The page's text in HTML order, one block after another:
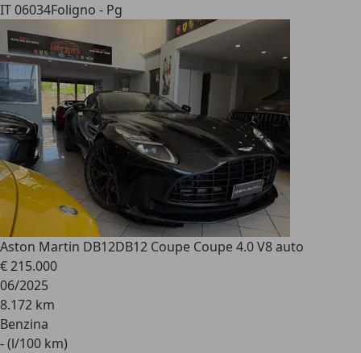
IT 06034Foligno - Pg
Aston Martin DB12DB12 Coupe Coupe 4.0 V8 auto
€ 215.000
06/2025
8.172 km
Benzina
- (l/100 km)